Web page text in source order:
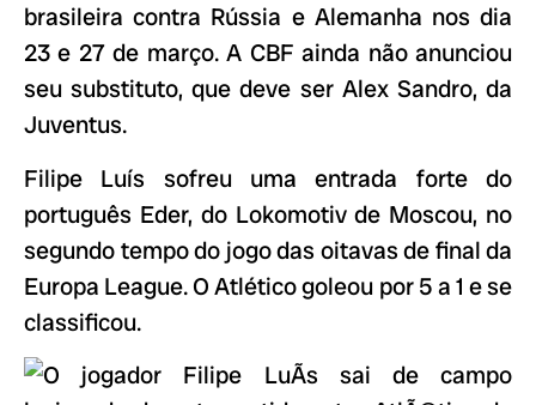
brasileira contra Rússia e Alemanha nos dia
23 e 27 de março. A CBF ainda não anunciou
seu substituto, que deve ser Alex Sandro, da
Juventus.
Filipe Luís sofreu uma entrada forte do
português Eder, do Lokomotiv de Moscou, no
segundo tempo do jogo das oitavas de final da
Europa League. O Atlético goleou por 5 a 1 e se
classificou.